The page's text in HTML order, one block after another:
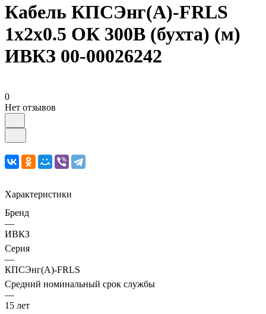
Кабель КПСЭнг(А)-FRLS
1х2х0.5 ОК 300В (бухта) (м)
ИВКЗ 00-00026242
0
Нет отзывов
Характеристики
Бренд
—
ИВКЗ
Серия
—
КПСЭнг(А)-FRLS
Средний номинальный срок службы
—
15 лет